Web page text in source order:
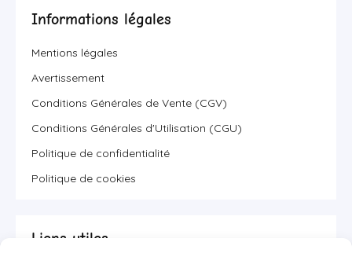
Informations légales
Mentions légales
Avertissement
Conditions Générales de Vente (CGV)
Conditions Générales d'Utilisation (CGU)
Politique de confidentialité
Politique de cookies
Liens utiles